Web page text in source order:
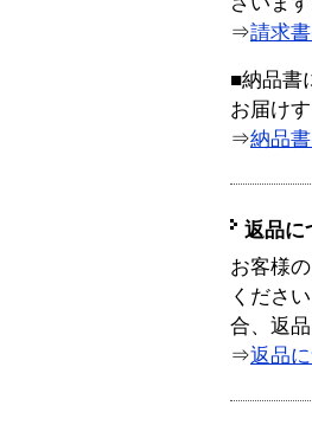
⇒請求
■納品書
お届け
⇒納品
返品に
お客様
くださ
合、返
⇒返品